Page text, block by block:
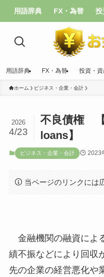
用語辞典 FX・為替 投
用語辞典 FX・為替 投資・
ホーム ビジネス・企業・会計
不良債権
loans】
2026
4/23
ビジネス・企業・会計 2023
当ページのリンクには
金融機関の融資によ
績不振などにより回収
先の企業の経営悪化や